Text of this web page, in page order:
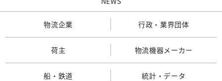
物流企業 行政・業界団体
荷主 物流機器メーカー
船・鉄道 統計・データ